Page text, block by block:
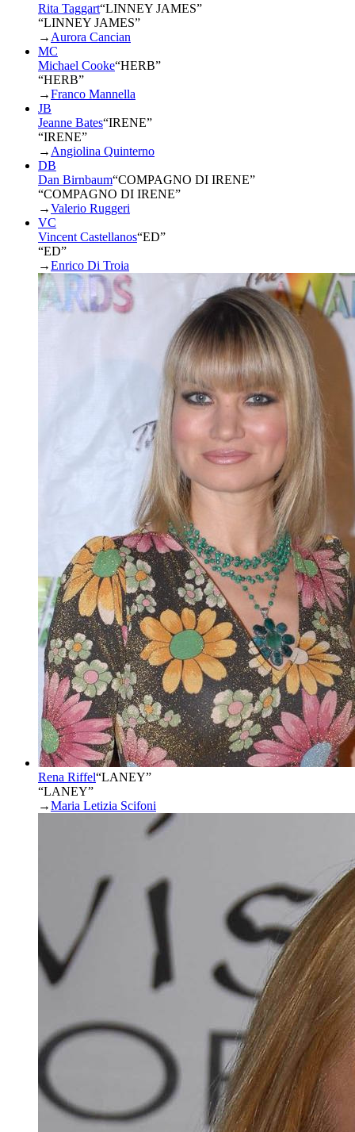
Rita Taggart“LINNEY JAMES”
“LINNEY JAMES”
→ Aurora Cancian
MC
Michael Cooke“HERB”
“HERB”
→Franco Mannella
JB
Jeanne Bates“IRENE”
“IRENE”
→ Angiolina Quinterno
DB
Dan Birnbaum“COMPAGNO DI IRENE”
“COMPAGNO DI IRENE”
→Valerio Ruggeri
VC
Vincent Castellanos“ED”
“ED”
→Enrico Di Troia
Rena Riffel“LANEY”
“LANEY”
→Maria Letizia Scifoni